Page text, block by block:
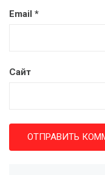
Email *
Сайт